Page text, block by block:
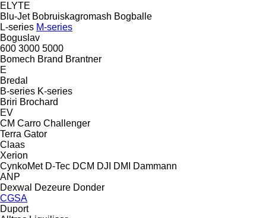
ELYTE
Blu-Jet Bobruiskagromash Bogballe
L-series M-series
Boguslav
600 3000 5000
Bomech Brand Brantner
E
Bredal
B-series K-series
Briri Brochard
EV
CM Carro Challenger
Terra Gator
Claas
Xerion
CynkoMet D-Tec DCM DJI DMI
Dammann
ANP
Dexwal
Dezeure Donder
CGSA
Duport